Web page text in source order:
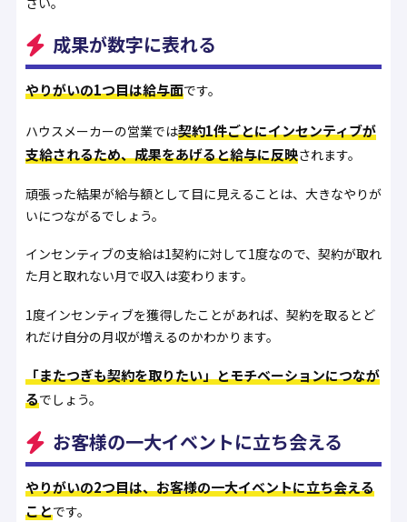
成果が数字に表れる
やりがいの1つ目は給与面です。
ハウスメーカーの営業では契約1件ごとにインセンティブが
支給されるため、成果をあげると給与に反映されます。
頑張った結果が給与額として目に見えることは、大きなやりが
いにつながるでしょう。
インセンティブの支給は1契約に対して1度なので、契約が取れ
た月と取れない月で収入は変わります。
1度インセンティブを獲得したことがあれば、契約を取るとど
れだけ自分の月収が増えるのかわかります。
「またつぎも契約を取りたい」とモチベーションにつなが
るでしょう。
お客様の一大イベントに立ち会える
やりがいの2つ目は、お客様の一大イベントに立ち会える
ことです。